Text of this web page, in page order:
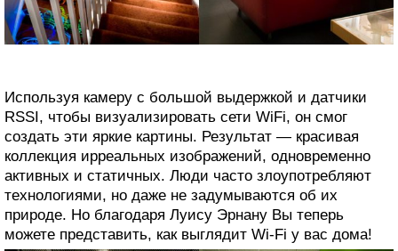
Используя камеру с большой выдержкой и датчики
RSSI, чтобы визуализировать сети WiFi, он смог
создать эти яркие картины. Результат — красивая
коллекция ирреальных изображений, одновременно
активных и статичных. Люди часто злоупотребляют
технологиями, но даже не задумываются об их
природе. Но благодаря Луису Эрнану Вы теперь
можете представить, как выглядит Wi-Fi у вас дома!